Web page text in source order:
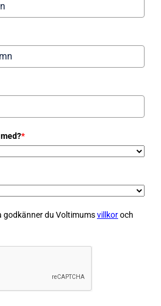
*
godkänner du Voltimumsvillkoroch